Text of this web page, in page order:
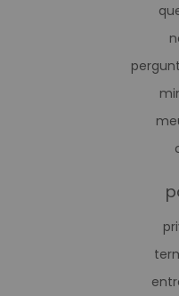
foco no bem-estar,
prático. das
mais soltos, a
peças que
conforto e
propósito também